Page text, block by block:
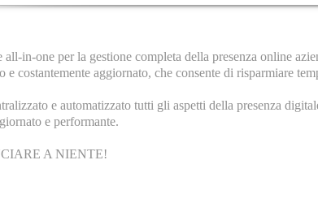
in-one per la gestione completa della presenza online
costantemente aggiornato, che consente di risparmiare
e automatizzato tutti gli aspetti della presenza
e performante.
A NIENTE!